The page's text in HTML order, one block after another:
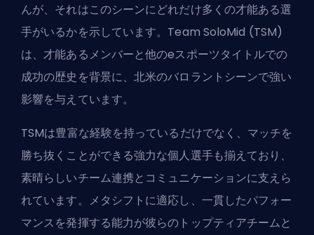
んが、それはこのシーンにどれだけ多くの才能ある選
手がいるかを示しています。Team SoloMid (TSM)
は、才能あるメンバーと他のeスポーツタイトルでの
成功の歴史を背景に、北米のバロラントシーンで強い
影響を与えています。
TSMは豊富な経験を持っているだけでなく、マッチを
勝ち抜くことができる強力な個人選手も揃えており、
素晴らしいチーム連携とコミュニケーションに支えら
れています。メタシフトに適応し、一貫したパフォー
マンスを発揮する能力が彼らのトップティアチームと